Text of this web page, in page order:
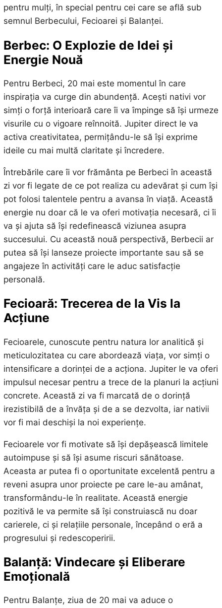
pentru mulți, în special pentru cei care se află sub
semnul Berbecului, Fecioarei și Balanței.
Berbec: O Explozie de Idei și
Energie Nouă
Pentru Berbeci, 20 mai este momentul în care
inspirația va curge din abundență. Acești nativi vor
simți o forță interioară care îi va împinge să își urmeze
visurile cu o vigoare reînnoită. Jupiter direct le va
activa creativitatea, permițându-le să își exprime
ideile cu mai multă claritate și încredere.
Întrebările care îi vor frământa pe Berbeci în această
zi vor fi legate de ce pot realiza cu adevărat și cum își
pot folosi talentele pentru a avansa în viață. Această
energie nu doar că le va oferi motivația necesară, ci îi
va și ajuta să își redefinească viziunea asupra
succesului. Cu această nouă perspectivă, Berbecii ar
putea să își lanseze proiecte importante sau să se
angajeze în activități care le aduc satisfacție
personală.
Fecioară: Trecerea de la Vis la
Acțiune
Fecioarele, cunoscute pentru natura lor analitică și
meticulozitatea cu care abordează viața, vor simți o
intensificare a dorinței de a acționa. Jupiter le va oferi
impulsul necesar pentru a trece de la planuri la acțiuni
concrete. Această zi va fi marcată de o dorință
irezistibilă de a învăța și de a se dezvolta, iar nativii
vor fi mai deschiși la noi experiențe.
Fecioarele vor fi motivate să își depășească limitele
autoimpuse și să își asume riscuri sănătoase.
Aceasta ar putea fi o oportunitate excelentă pentru a
reveni asupra unor proiecte pe care le-au amânat,
transformându-le în realitate. Această energie
pozitivă le va permite să își construiască nu doar
carierele, ci și relațiile personale, începând o eră a
progresului și redescoperirii.
Balanță: Vindecare și Eliberare
Emoțională
Pentru Balanțe, ziua de 20 mai va aduce o